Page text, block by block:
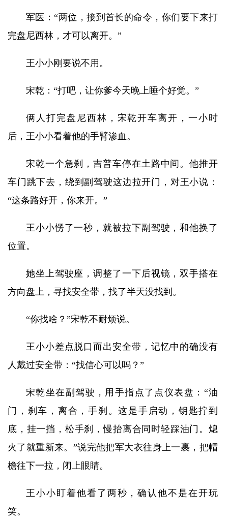
军医：“两位，接到首长的命令，你们要下来打
完盘尼西林，才可以离开。”
王小小刚要说不用。
宋乾：“打吧，让你爹今天晚上睡个好觉。”
俩人打完盘尼西林，宋乾开车离开，一小时
后，王小小看着他的手臂渗血。
宋乾一个急刹，吉普车停在土路中间。他推开
车门跳下去，绕到副驾驶这边拉开门，对王小说：
“这条路好开，你来开。”
王小小愣了一秒，就被拉下副驾驶，和他换了
位置。
她坐上驾驶座，调整了一下后视镜，双手搭在
方向盘上，寻找安全带，找了半天没找到。
“你找啥？”宋乾不耐烦说。
王小小差点脱口而出安全带，记忆中的确没有
人戴过安全带：“找信心可以吗？”
宋乾坐在副驾驶，用手指点了点仪表盘：“油
门，刹车，离合，手刹。这是手启动，钥匙拧到
底，挂一挡，松手刹，慢抬离合同时轻踩油门。熄
火了就重新来。”说完他把军大衣往身上一裹，把帽
檐往下一拉，闭上眼睛。
王小小盯着他看了两秒，确认他不是在开玩
笑。